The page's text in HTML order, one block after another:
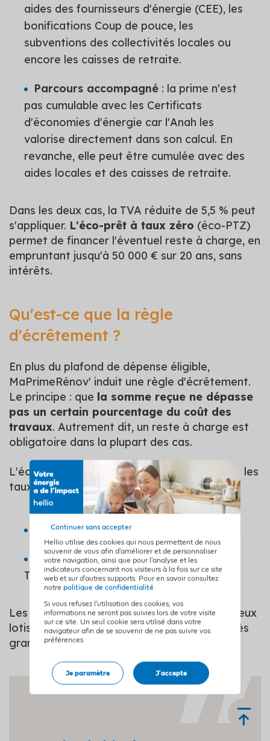
Hellio utilise des cookies qui nous permettent de nous
souvenir de vous afin d'améliorer et de personnaliser
votre navigation, ainsi que pour l'analyse et les
indicateurs concernant nos visiteurs à la fois sur ce site
web et sur d'autres supports. Pour en savoir consultez
notre politique de confidentialité
Si vous refusez l'utilisation des cookies, vos
informations ne seront pas suivies lors de votre visite
sur ce site. Un seul cookie sera utilisé dans votre
navigateur afin de se souvenir de ne pas suivre vos
préférences.
Je paramètre J'accepte
Continuer sans accepter
aides des fournisseurs d'énergie (CEE), les
bonifications Coup de pouce, les
subventions des collectivités locales ou
encore les caisses de retraite.
Parcours accompagné : la prime n'est
pas cumulable avec les Certificats
d'économies d'énergie car l'Anah les
valorise directement dans son calcul. En
revanche, elle peut être cumulée avec des
aides locales et des caisses de retraite.
Dans les deux cas, la TVA réduite de 5,5 % peut
s'appliquer. L'éco-prêt à taux zéro (éco-PTZ)
permet de financer l'éventuel reste à charge, en
empruntant jusqu'à 50 000 € sur 20 ans, sans
intérêts.
Qu'est-ce que la règle
d'écrêtement ?
En plus du plafond de dépense éligible,
MaPrimeRénov' induit une règle d'écrêtement.
Le principe : que la somme reçue ne dépasse
pas un certain pourcentage du coût des
travaux. Autrement dit, un reste à charge est
obligatoire dans la plupart des cas.
L'écrêtement diffère selon le parcours. Voici les
taux pour la catégorie bleue :
MaPrimeRénov' décarboné : 90 % TTC
MaPrimeRénov' accompagné: 100 %
TTC
Les profils Ma Prime Rénov' bleu sont les mieux
lotis : ils peuvent financer leurs projets en très
grande partie.